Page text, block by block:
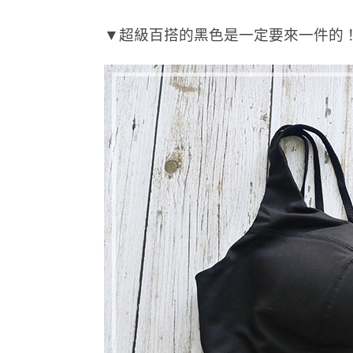
▼超級百搭的黑色是一定要來一件的